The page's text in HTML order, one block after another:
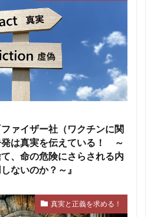
ファイザー社（ワクチンに関
は真実を伝えている！ ～
、命の危険にさらされる内
ないのか？～』
真実と正義を求める！